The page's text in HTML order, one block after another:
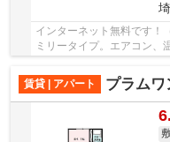
インターネット無料です
ミリータイプ。エアコン、
賃貸 | アパート
プラムワ